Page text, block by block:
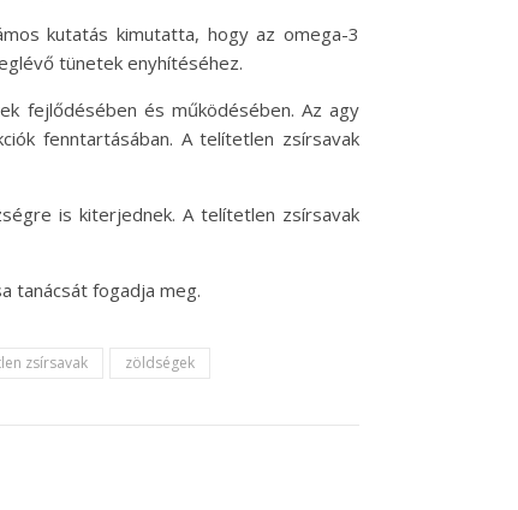
kutatás kimutatta, hogy az omega-3
tünetek enyhítéséhez.
fejlődésében és működésében. Az agy
fenntartásában. A telítetlen zsírsavak
is kiterjednek. A telítetlen zsírsavak
tanácsát fogadja meg.
zsírsavak zöldségek